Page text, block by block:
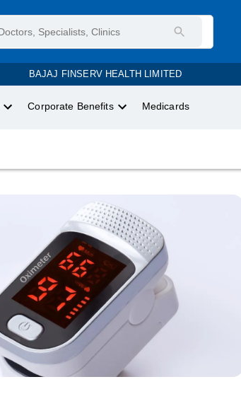
BAJAJ FINSERV HEALTH LIMITED
Corporate Benefits Medicards